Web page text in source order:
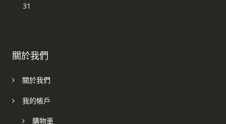
31
關於我們
關於我們
我的帳戶
購物車